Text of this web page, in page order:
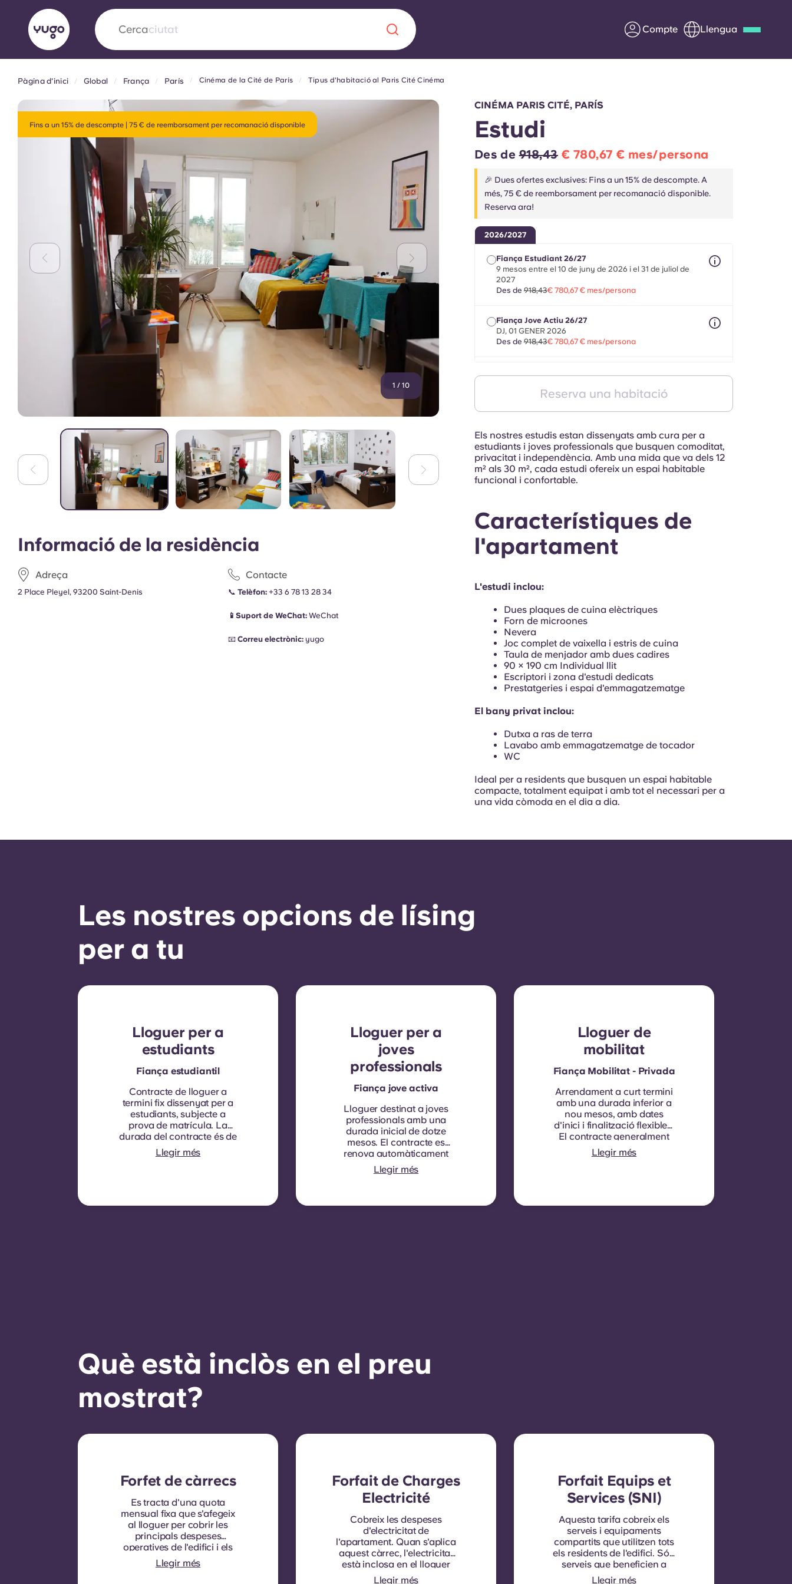
Cercacamp Compte Llengua
Sobre UbicacionsMés
Yugo x VCARB: Impulsant una nova era
en l'habitatge per a estudiants
Yugo La col·laboració pionera de amb VCARB fomenta la
innovació, l'ambició i els moments inoblidables per als estudiants.
Sobre nosaltres
Col·laborar amb Yugo
Preguntes freqüents
Informació per a pares
English (GB) English (US)
Pàgina d'inici Global França París Cinéma de la Cité de París Tipus d'habitació al Paris Cité Cinéma
Fins a un 15% de descompte | 75 € de reemborsament per recomanació disponible
1 / 10
Informació de la residència
Adreça
2 Place Pleyel, 93200 Saint-Denis
Contacte
📞Telèfon: +33 6 78 13 28 34
📱Suport de WeChat: WeChat
📧Correu electrònic: yugo
CINÉMA PARIS CITÉ, PARÍS
Estudi
Des de918,43 € 780,67 € mes/persona
🎉 Dues ofertes exclusives: Fins a un 15% de descompte. A
més, 75 € de reemborsament per recomanació disponible.
Reserva ara!
2026/2027
Fiança Estudiant 26/27
9 mesos entre el 10 de juny de 2026 i el 31 de juliol de
2027
Des de 918,43€ 780,67 € mes/persona
Fiança Jove Actiu 26/27
DJ, 01 GENER 2026
Des de 918,43€ 780,67 € mes/persona
setembre de 2027Reserva una habitació
Els nostres estudis estan dissenyats amb cura per a
estudiants i joves professionals que busquen comoditat,
privacitat i independència. Amb una mida que va dels 12
m² als 30 m², cada estudi ofereix un espai habitable
funcional i confortable.
Característiques de
l'apartament
L'estudi inclou:
Dues plaques de cuina elèctriques
Forn de microones
Nevera
Joc complet de vaixella i estris de cuina
Taula de menjador amb dues cadires
90 × 190 cm Individual llit
Escriptori i zona d'estudi dedicats
Prestatgeries i espai d'emmagatzematge
El bany privat inclou:
Dutxa a ras de terra
Lavabo amb emmagatzematge de tocador
WC
Ideal per a residents que busquen un espai habitable
compacte, totalment equipat i amb tot el necessari per a
una vida còmoda en el dia a dia.
Les nostres opcions de lísing
per a tu
Lloguer per a
estudiants
Fiança estudiantil
Contracte de lloguer a
termini fix dissenyat per a
estudiants, subjecte a
prova de matrícula. La
durada del contracte és de
nou mesos. La renovació
no és automàtica, però es
ara un bon historial de
Llegir més
Lloguer per a
joves
professionals
Fiança jove activa
Lloguer destinat a joves
professionals amb una
durada inicial de dotze
mesos. El contracte es
renova automàticament
cada dotze mesos, amb la
indexació del lloguer
Llegir més
Lloguer de
mobilitat
Fiança Mobilitat - Privada
Arrendament a curt termini
amb una durada inferior a
nou mesos, amb dates
d'inici i finalització flexibles.
El contracte generalment
no és renovable, tot i que es
poden considerar
Llegir més
Què està inclòs en el preu
mostrat?
Forfet de càrrecs
Es tracta d'una quota
mensual fixa que s'afegeix
al lloguer per cobrir les
principals despeses
operatives de l'edifici i els
serveis públics que
normalment es poden
Llegir més
Forfait de Charges
Electricité
Cobreix les despeses
d'electricitat de
l'apartament. Quan s'aplica
aquest càrrec, l'electricitat
està inclosa en el lloguer
mensual i no cal cap
Llegir més
Forfait Equips et
Services (SNI)
Aquesta tarifa cobreix els
serveis i equipaments
compartits que utilitzen tots
els residents de l'edifici. Són
serveis que beneficien a
tothom i no es poden
Llegir més